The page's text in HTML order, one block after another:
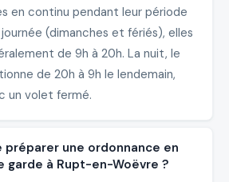
en continu pendant leur période
(dimanches et fériés), elles
de 9h à 20h. La nuit, le
de 20h à 9h le lendemain,
un volet fermé.
préparer une ordonnance en
garde à Rupt-en-Woëvre ?